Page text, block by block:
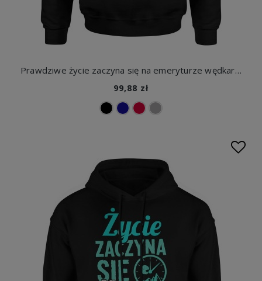
Prawdziwe życie zaczyna się na emeryturze wędkarz odpoczynek jezioro relaks hobby ryby Męska bluza z kapturem
99,88 zł